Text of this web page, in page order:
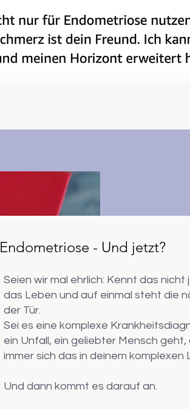
Endometriose - Und jetzt?
Seien wir mal ehrlich: Kennt das nicht
das Leben und auf einmal steht die
der Tür.
Sei es eine komplexe
ein Unfall, ein geliebter Mensch
immer sich das in deinem komplexen
Und dann kommt es darauf an.